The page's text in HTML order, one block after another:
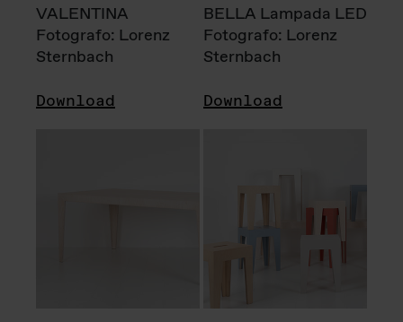
VALENTINA
Fotografo: Lorenz
Sternbach
Download
BELLA Lampada LED
Fotografo: Lorenz
Sternbach
Download